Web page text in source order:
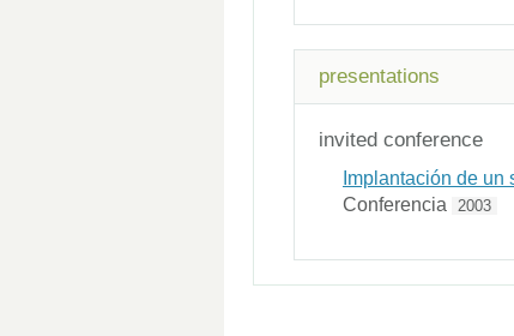
presentations
invited conference
Implantación de
Conferencia
2003